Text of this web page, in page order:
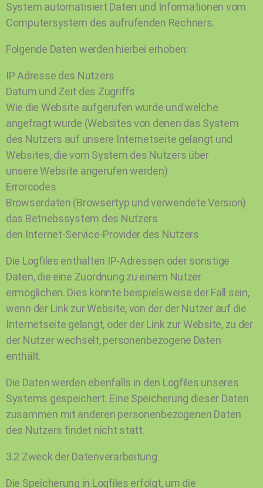
System automatisiert Daten und Informationen vom
Computersystem des aufrufenden Rechners.
Folgende Daten werden hierbei erhoben:
IP Adresse des Nutzers
Datum und Zeit des Zugriffs
Wie die Website aufgerufen wurde und welche
angefragt wurde (Websites von denen das System
des Nutzers auf unsere Internetseite gelangt und
Websites, die vom System des Nutzers über
unsere Website angerufen werden)
Errorcodes
Browserdaten (Browsertyp und verwendete Version)
das Betriebssystem des Nutzers
den Internet-Service-Provider des Nutzers
Die Logfiles enthalten IP-Adressen oder sonstige
Daten, die eine Zuordnung zu einem Nutzer
ermöglichen. Dies könnte beispielsweise der Fall sein,
wenn der Link zur Website, von der der Nutzer auf die
Internetseite gelangt, oder der Link zur Website, zu der
der Nutzer wechselt, personenbezogene Daten
enthält.
Die Daten werden ebenfalls in den Logfiles unseres
Systems gespeichert. Eine Speicherung dieser Daten
zusammen mit anderen personenbezogenen Daten
des Nutzers findet nicht statt.
3.2 Zweck der Datenverarbeitung
Die Speicherung in Logfiles erfolgt, um die